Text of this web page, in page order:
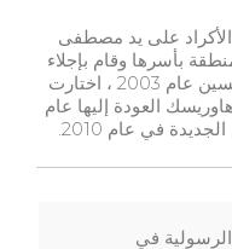
الأكراد على يد مصطفى
بأسرها وقام بإجلاء
وتدمير هاوريسك. بعد سقوط صدام حسين عام 2003 ، اختارت
العودة إليها عام
في